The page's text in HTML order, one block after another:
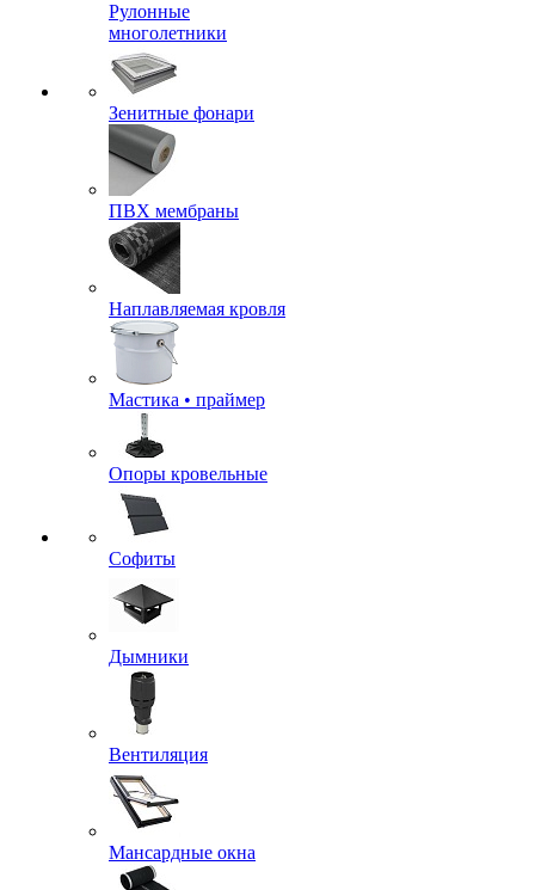
Рулонные
многолетники
Зенитные фонари
ПВХ мембраны
Наплавляемая кровля
Мастика • праймер
Опоры кровельные
Софиты
Дымники
Вентиляция
Мансардные окна